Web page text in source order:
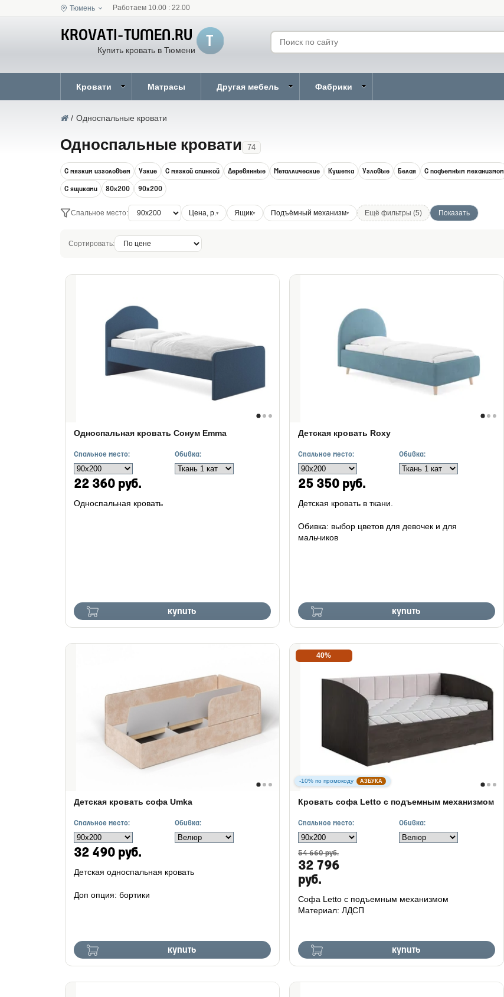
Тюмень Работаем 10.00 : 22.00
Купить кровать в Тюмени
Кровати Матрасы Другая мебель Фабрики
/ Односпальные кровати
Односпальные кровати 74
С мягким изголовьем Узкие С мягкой спинкой Деревянные Металлические Кушетка Угловые Белая С подъемным механизмом
С ящиками 80х200 90x200
Спальное место: Цена, р. Ящик Подъёмный механизм Ещё фильтры (5)
Сортировать:
Односпальная кровать Сонум Emma
Спальное место: Обивка:
22 360 руб.
купить
Односпальная кровать
Детская кровать Roxy
Спальное место: Обивка:
25 350 руб.
купить
Детская кровать в ткани.
Обивка: выбор цветов для девочек и для
мальчиков
Детская кровать софа Umka
Спальное место: Обивка:
32 490 руб.
купить
Детская односпальная кровать
Доп опция: бортики
-10% по промокоду АЗБУКА
40%
Кровать софа Letto с подъемным механизмом
Спальное место: Обивка:
54 660 руб.
32 796
руб.
купить
Софа Letto с подъемным механизмом
Материал: ЛДСП